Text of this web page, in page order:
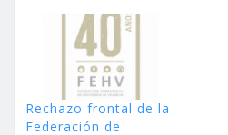
Rechazo frontal de la
Federación de